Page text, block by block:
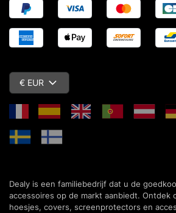
€ EUR
Dealy is een familiebedrijf dat u de
accessoires op de markt aanbiedt. Ontdek
hoesjes, covers, screenprotectors en